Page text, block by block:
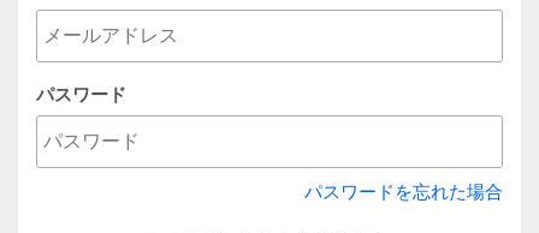
パスワード
パスワードを忘れた場合